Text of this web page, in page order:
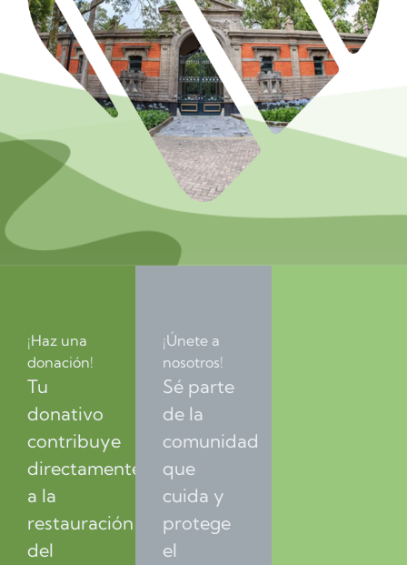
¡Haz una
donación!
Tu
donativo
contribuye
directamente
a la
restauración
del
¡Únete a
nosotros!
Sé parte
de la
comunidad
que
cuida y
protege
el